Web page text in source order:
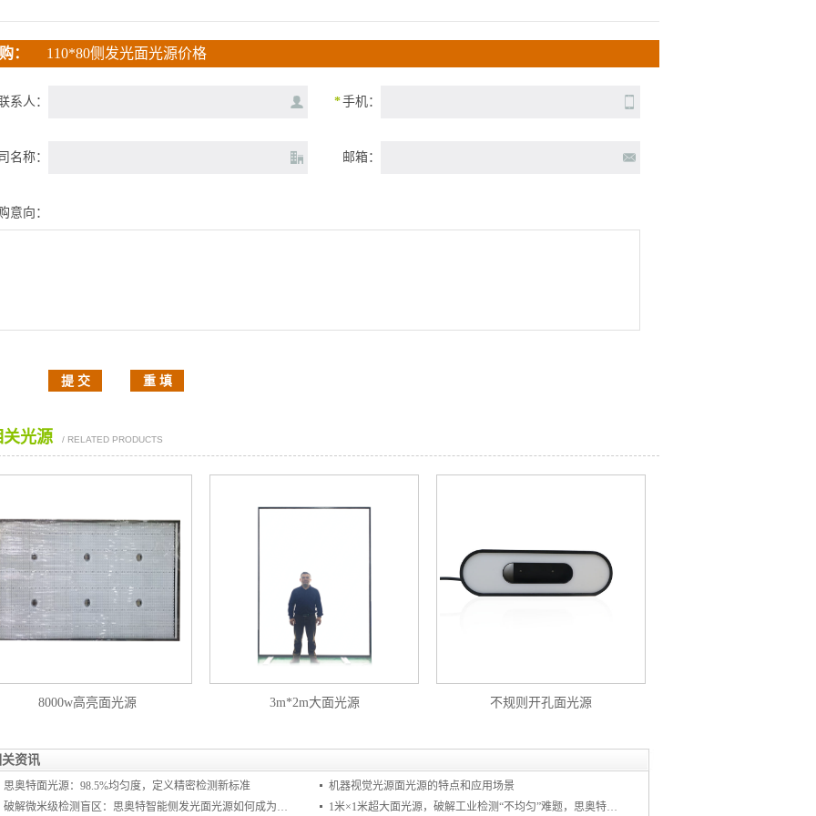
： 110*80侧发光面光源价格
系人： *手机：
名称： 邮箱：
意向：
关光源 / RELATED PRODUCTS
8000w高亮面光源 3m*2m大面光源 不规则开孔面光源
资讯
思奥特面光源：98.5%均匀度，定义精密检测新标准
机器视觉光源面光源的特点和应用场景
破解微米级检测盲区：思奥特智能侧发光面光源如何成为工业视觉的“隐形支柱”
1米×1米超大面光源，破解工业检测“不均匀”难题，思奥特以光学基石智造未来